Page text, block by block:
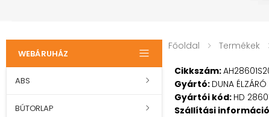
WEBÁRUHÁZ
ABS
BÚTORLAP
Főoldal Termékek
Cikkszám:
Gyártó: DUNA ÉLZÁRÓ
Gyártói kód: HD
Szállítási